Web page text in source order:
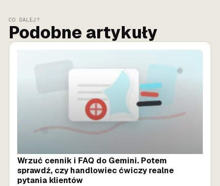
CO DALEJ?
Podobne artykuły
SPRZEDAŻ AI
Wrzuć cennik i FAQ do Gemini. Potem
sprawdź, czy handlowiec ćwiczy realne
pytania klientów